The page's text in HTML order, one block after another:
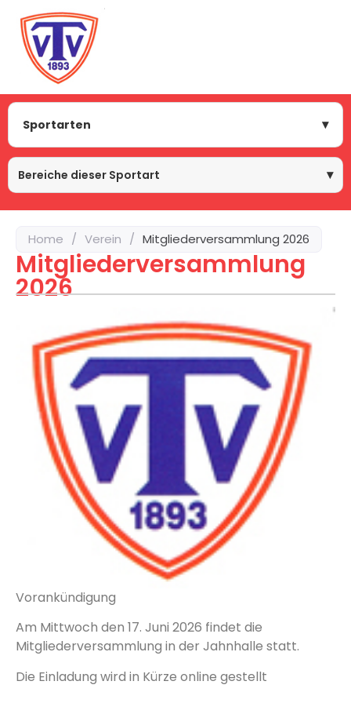
Sportarten
Bereiche dieser Sportart
Home / Verein / Mitgliederversammlung 2026
Mitgliederversammlung
2026
Vorankündigung
Am Mittwoch den 17. Juni 2026 findet die
Mitgliederversammlung in der Jahnhalle statt.
Die Einladung wird in Kürze online gestellt